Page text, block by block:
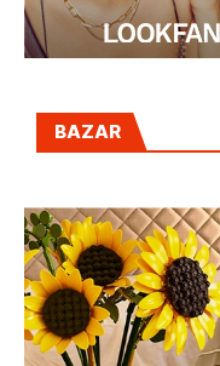
BAZAR